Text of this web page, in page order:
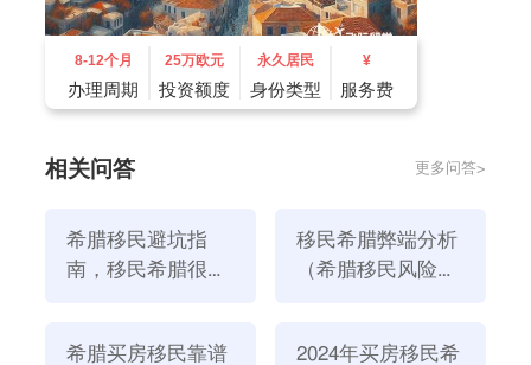
为什么选择希腊移民，因为要求简单：
1、资金要求最低
房产即可一家三代共同移民，目前仅需25万欧元，这个
段了。
2、没有移民监
只需每5年进行绿卡更新时登陆一次希腊即可，丝毫不
8-12个月
办理周期
25万欧元
投资额度
永久居民
身份类型
¥
服务费
相关问答 更多问答>
希腊移民避坑指
南，移民希腊很坑
移民希腊弊端分析
（希腊移民风险有
希腊买房移民靠谱
2024年买房移民希